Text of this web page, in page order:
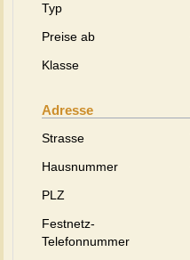
Typ
Preise ab
Klasse
Adresse
Strasse
Hausnummer
PLZ
Festnetz-
Telefonnummer